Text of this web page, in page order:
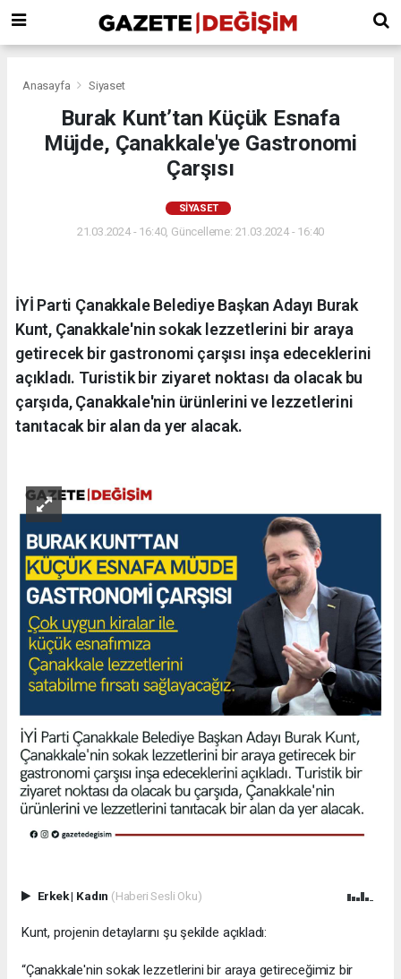
Anasayfa Siyaset
Burak Kunt’tan Küçük Esnafa
Müjde, Çanakkale'ye Gastronomi
Çarşısı
SIYASET
21.03.2024 - 16:40, Güncelleme: 21.03.2024 - 16:40
İYİ Parti Çanakkale Belediye Başkan Adayı Burak
Kunt, Çanakkale'nin sokak lezzetlerini bir araya
getirecek bir gastronomi çarşısı inşa edeceklerini
açıkladı. Turistik bir ziyaret noktası da olacak bu
çarşıda, Çanakkale'nin ürünlerini ve lezzetlerini
tanıtacak bir alan da yer alacak.
Erkek| Kadın (Haberi Sesli Oku)
Kunt, projenin detaylarını şu şekilde açıkladı:
“Çanakkale'nin sokak lezzetlerini bir araya getireceğimiz bir